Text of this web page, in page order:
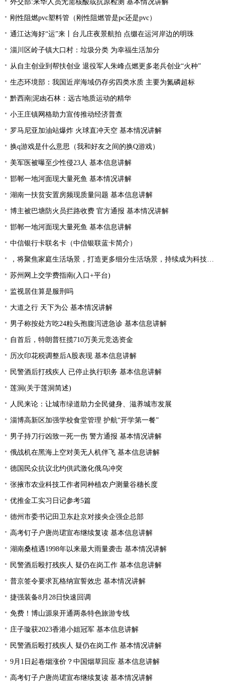
外交部:来华人员无需核酸或抗原检测 基本情况讲解
刚性阻燃pvc塑料管（刚性阻燃管是pc还是pvc）
通江达海好“运”来丨台儿庄夜景航拍 点缀在运河岸边的明珠
淄川区岭子镇大口村：垃圾分类 为幸福生活加分
从自主创业到帮扶创业 退役军人朱峰点燃更多老兵创业“火种”
生态环境部：我国近岸海域仍存劣四类水质 主要为氮磷超标
黔西南|泥凼石林：远古地质运动的精华
小王庄镇网格助力宣传推动经济普查
罗马尼亚加油站爆炸 火球直冲天空 基本情况讲解
换q游戏是什么意思（我和好友之间的换Q游戏）
美军医被曝至少性侵23人 基本信息讲解
邯郸一地河面现大量死鱼 基本情况讲解
湖南一扶贫安置房频现质量问题 基本信息讲解
博主被巴塘防火员拦路收费 官方通报 基本情况讲解
邯郸一地河面现大量死鱼 基本信息讲解
中信银行卡联名卡（中信银联蓝卡简介）
，将聚焦家庭生活场景，打造更多细分生活场景，持续成为科技创新的风向标，出现新面孔，为行业发展带来新的机遇|产业链情报站
苏州网上交学费指南(入口+平台)
监视居住算是服刑吗
大道之行 天下为公 基本情况讲解
男子称按处方吃24粒头孢腹泻进急诊 基本信息讲解
自首后，特朗普狂揽710万美元竞选资金
历次印花税调整后A股表现 基本信息讲解
民警酒后打残疾人 已停止执行职务 基本信息讲解
莲洞(关于莲洞简述)
人民来论：让城市绿道助力全民健身、滋养城市发展
淄博高新区加强学校食堂管理 护航“开学第一餐”
男子持刀行凶致一死一伤 警方通报 基本情况讲解
俄战机在黑海上空对美无人机伴飞 基本信息讲解
德国民众抗议北约供武激化俄乌冲突
张掖市农业科技工作者同种植农户测量谷穗长度
优推金工实习日记参考5篇
德州市委书记田卫东赴京对接央企强企总部
高考钉子户唐尚珺宣布继续复读 基本信息讲解
湖南桑植遇1998年以来最大雨量袭击 基本情况讲解
民警酒后殴打残疾人 疑仍在岗工作 基本信息讲解
普京签令要求瓦格纳宣誓效忠 基本情况讲解
捷强装备8月28日快速回调
免费！博山源泉开通两条特色旅游专线
庄子璇获2023香港小姐冠军 基本信息讲解
民警酒后殴打残疾人 疑仍在岗工作 基本情况讲解
9月1日起卷烟涨价？中国烟草回应 基本信息讲解
高考钉子户唐尚珺宣布继续复读 基本情况讲解